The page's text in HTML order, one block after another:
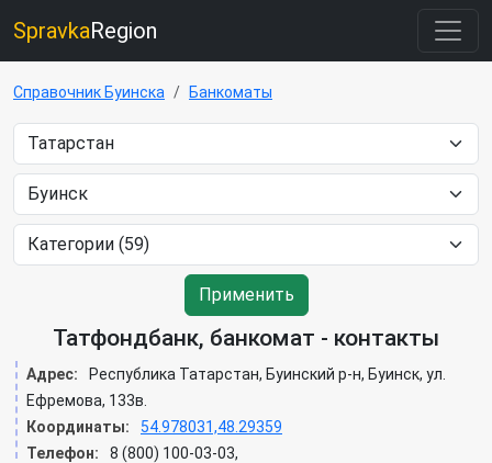
SpravkaRegion
Справочник Буинска Банкоматы
Применить
Татфондбанк, банкомат - контакты
Адрес:
Республика Татарстан, Буинский р-н, Буинск, ул.
Ефремова, 133в.
Координаты:
54.978031,48.29359
Телефон:
8 (800) 100-03-03,